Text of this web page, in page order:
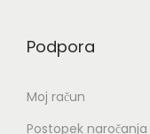
Podpora
Moj račun
Postopek naročanja